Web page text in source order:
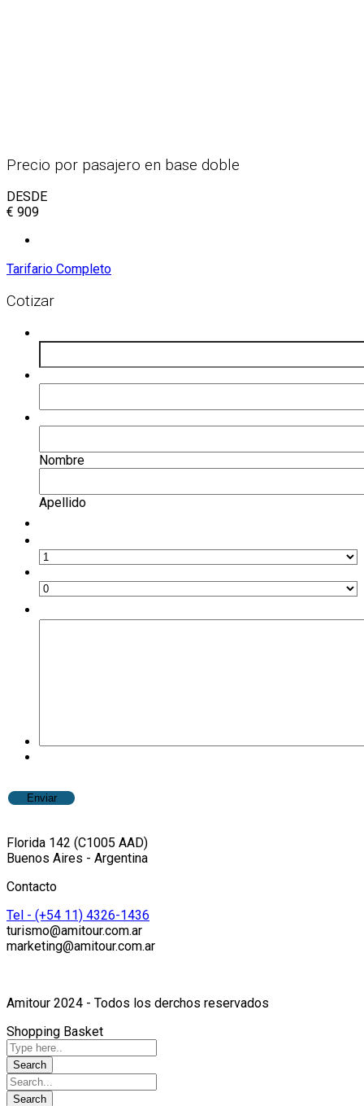
Precio por pasajero en base doble
DESDE
€ 909
Tarifario Completo
Cotizar
Nombre
Apellido
Florida 142 (C1005 AAD)
Buenos Aires - Argentina
Contacto
Tel - (+54 11) 4326-1436
turismo@amitour.com.ar
marketing@amitour.com.ar
Amitour 2024 - Todos los derchos reservados
Shopping Basket